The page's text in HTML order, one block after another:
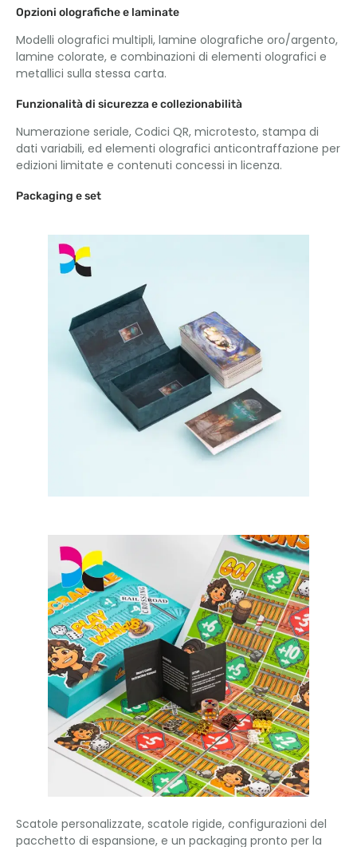
Opzioni olografiche e laminate
Modelli olografici multipli, lamine olografiche oro/argento,
lamine colorate, e combinazioni di elementi olografici e
metallici sulla stessa carta.
Funzionalità di sicurezza e collezionabilità
Numerazione seriale, Codici QR, microtesto, stampa di
dati variabili, ed elementi olografici anticontraffazione per
edizioni limitate e contenuti concessi in licenza.
Packaging e set
Scatole personalizzate, scatole rigide, configurazioni del
pacchetto di espansione, e un packaging pronto per la